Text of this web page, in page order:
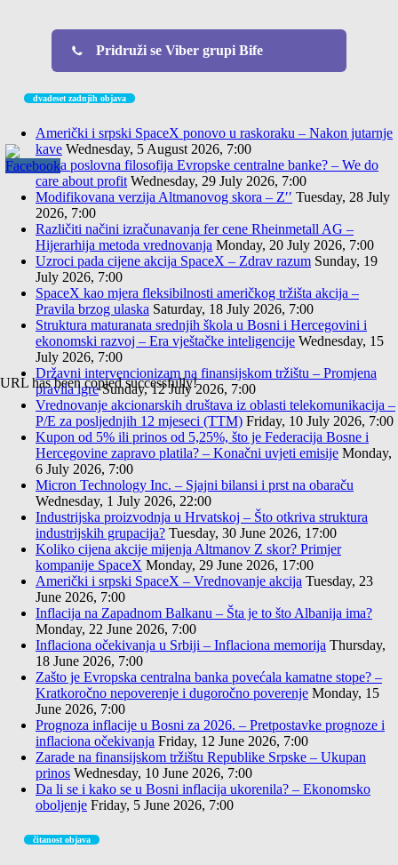
Pridruži se Viber grupi Bife
URL has been copied successfully!
dvadeset zadnjih objava
Američki i srpski SpaceX ponovo u raskoraku – Nakon jutarnje
kave Wednesday, 5 August 2026, 7:00
Nova poslovna filosofija Evropske centralne banke? – We do
care about profit Wednesday, 29 July 2026, 7:00
Modifikovana verzija Altmanovog skora – Z′′ Tuesday, 28 July
2026, 7:00
Različiti načini izračunavanja fer cene Rheinmetall AG –
Hijerarhija metoda vrednovanja Monday, 20 July 2026, 7:00
Uzroci pada cijene akcija SpaceX – Zdrav razum Sunday, 19
July 2026, 7:00
SpaceX kao mjera fleksibilnosti američkog tržišta akcija –
Pravila brzog ulaska Saturday, 18 July 2026, 7:00
Struktura maturanata srednjih škola u Bosni i Hercegovini i
ekonomski razvoj – Era vještačke inteligencije Wednesday, 15
July 2026, 7:00
Državni intervencionizam na finansijskom tržištu – Promjena
pravila igre Sunday, 12 July 2026, 7:00
Vrednovanje akcionarskih društava iz oblasti telekomunikacija –
P/E za posljednjih 12 mjeseci (TTM) Friday, 10 July 2026, 7:00
Kupon od 5% ili prinos od 5,25%, što je Federacija Bosne i
Hercegovine zapravo platila? – Konačni uvjeti emisije Monday,
6 July 2026, 7:00
Micron Technology Inc. – Sjajni bilansi i prst na obaraču
Wednesday, 1 July 2026, 22:00
Industrijska proizvodnja u Hrvatskoj – Što otkriva struktura
industrijskih grupacija? Tuesday, 30 June 2026, 17:00
Koliko cijena akcije mijenja Altmanov Z skor? Primjer
kompanije SpaceX Monday, 29 June 2026, 17:00
Američki i srpski SpaceX – Vrednovanje akcija Tuesday, 23
June 2026, 7:00
Inflacija na Zapadnom Balkanu – Šta je to što Albanija ima?
Monday, 22 June 2026, 7:00
Inflaciona očekivanja u Srbiji – Inflaciona memorija Thursday,
18 June 2026, 7:00
Zašto je Evropska centralna banka povećala kamatne stope? –
Kratkoročno nepoverenje i dugoročno poverenje Monday, 15
June 2026, 7:00
Prognoza inflacije u Bosni za 2026. – Pretpostavke prognoze i
inflaciona očekivanja Friday, 12 June 2026, 7:00
Zarade na finansijskom tržištu Republike Srpske – Ukupan
prinos Wednesday, 10 June 2026, 7:00
Da li se i kako se u Bosni inflacija ukorenila? – Ekonomsko
oboljenje Friday, 5 June 2026, 7:00
čitanost objava